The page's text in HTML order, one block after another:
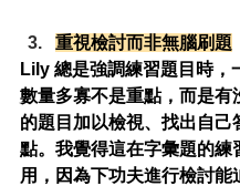
重視檢討而非無腦刷題
Lily 總是強調練習題目時，
數量多寡不是重點，而是有
的題目加以檢視、找出自己
點。我覺得這在字彙題的練
用，因為下功夫進行檢討能